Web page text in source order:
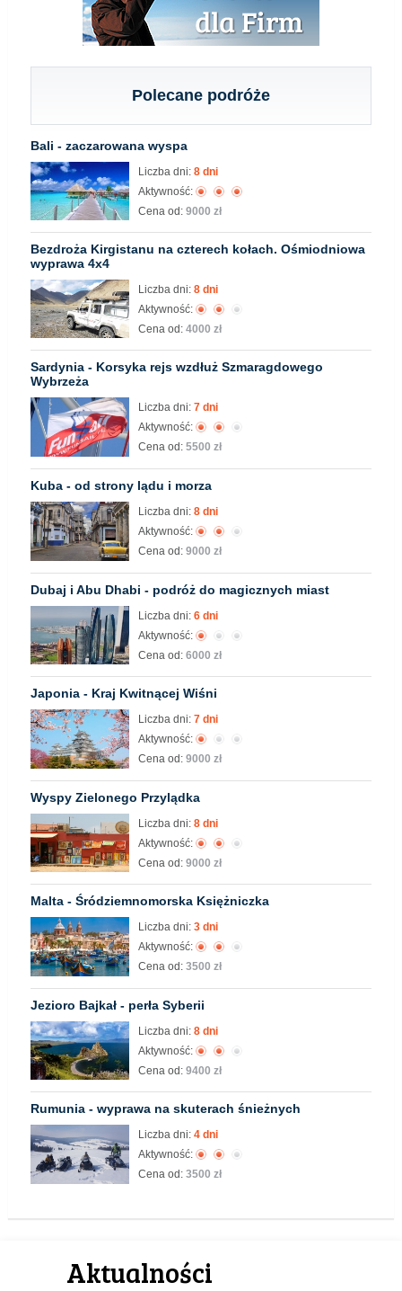
Polecane podróże
Bali - zaczarowana wyspa
Liczba dni: 8 dni
Aktywność:
Cena od: 9000 zł
Bezdroża Kirgistanu na czterech kołach. Ośmiodniowa
wyprawa 4x4
Liczba dni: 8 dni
Aktywność:
Cena od: 4000 zł
Sardynia - Korsyka rejs wzdłuż Szmaragdowego
Wybrzeża
Liczba dni: 7 dni
Aktywność:
Cena od: 5500 zł
Kuba - od strony lądu i morza
Liczba dni: 8 dni
Aktywność:
Cena od: 9000 zł
Dubaj i Abu Dhabi - podróż do magicznych miast
Liczba dni: 6 dni
Aktywność:
Cena od: 6000 zł
Japonia - Kraj Kwitnącej Wiśni
Liczba dni: 7 dni
Aktywność:
Cena od: 9000 zł
Wyspy Zielonego Przylądka
Liczba dni: 8 dni
Aktywność:
Cena od: 9000 zł
Malta - Śródziemnomorska Księżniczka
Liczba dni: 3 dni
Aktywność:
Cena od: 3500 zł
Jezioro Bajkał - perła Syberii
Liczba dni: 8 dni
Aktywność:
Cena od: 9400 zł
Rumunia - wyprawa na skuterach śnieżnych
Liczba dni: 4 dni
Aktywność:
Cena od: 3500 zł
Aktualności